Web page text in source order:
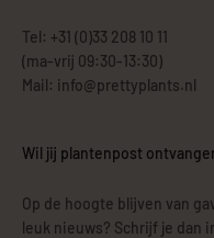
Tel: +31 (0)33 208 10 11
(ma-vrij 09:30-13:30)
Mail: info@prettyplants.nl
Wil jij plantenpost
Op de hoogte blijven van
leuk nieuws? Schrijf je dan